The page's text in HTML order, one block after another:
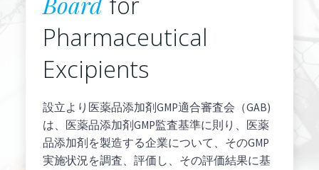
Pharmaceutical
Excipients
設立より医薬品添加剤GMP適合審査会（GAB)
は、医薬品添加剤GMP監査基準に則り、医薬
品添加剤を製造する企業について、そのGMP
実施状況を調査、評価し、その評価結果に基